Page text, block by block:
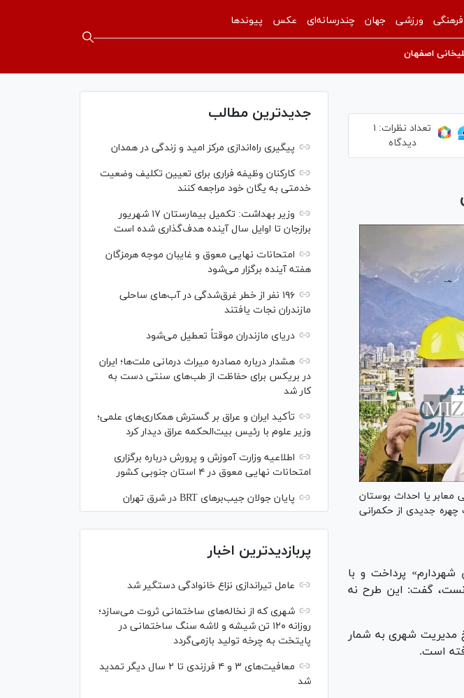
فرهنگی ورزشی جهان چندرسانه‌ای عکس پیوندها
اصفهان
تعداد نظرات: ۱
دیدگاه
معابر یا احداث بوستان
جدیدی از حکمرانی
پرداخت و با
گفت: این طرح نه
سال ۱۴۰۱ نقطه عطفی در تاریخ مدیریت شهری به شمار
است.
جدیدترین مطالب
پیگیری راه‌اندازی مرکز امید و زندگی در همدان
کارکنان وظیفه فراری برای تعیین تکلیف وضعیت
خدمتی به یگان خود مراجعه کنند
وزیر بهداشت: تکمیل بیمارستان ۱۷ شهریور
برازجان تا اوایل سال آینده هدف‌گذاری شده است
امتحانات نهایی معوق و غایبان موجه هرمزگان
هفته آینده برگزار می‌شود
۱۹۶ نفر از خطر غرق‌شدگی در آب‌های ساحلی
مازندران نجات یافتند
دریای مازندران موقتاً تعطیل می‌شود
هشدار درباره مصادره میراث درمانی ملت‌ها؛ ایران
در بریکس برای حفاظت از طب‌های سنتی دست به
کار شد
تأکید ایران و عراق بر گسترش همکاری‌های علمی؛
وزیر علوم با رئیس بیت‌الحکمه عراق دیدار کرد
اطلاعیه وزارت آموزش و پرورش درباره برگزاری
امتحانات نهایی معوق در ۴ استان جنوبی کشور
پایان جولان جیب‌بر‌های BRT در شرق تهران
پربازدیدترین اخبار
عامل تیراندازی نزاع خانوادگی دستگیر شد
شهری که از نخاله‌های ساختمانی ثروت می‌سازد؛
روزانه ۱۲۰ تن شیشه و لاشه سنگ ساختمانی در
پایتخت به چرخه تولید بازمی‌گردد
معافیت‌های ۳ و ۴ فرزندی تا ۲ سال دیگر تمدید
شد